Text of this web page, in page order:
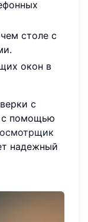
столе с
окон в
с
с помощью
надежный